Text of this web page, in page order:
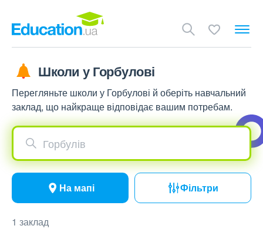
Школи у Горбулові
Перегляньте школи у Горбулові й оберіть навчальний
заклад, що найкраще відповідає вашим потребам.
Горбулів
На мапі Фільтри
1 заклад